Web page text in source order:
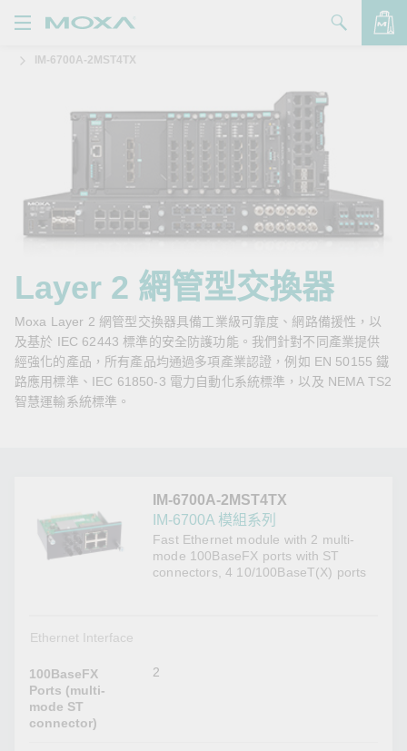
品
於我們
絡我們
Zone
Moxa
IM-6700A-2MST4TX
Layer 2 網管型交換器
Moxa Layer 2 網管型交換器具備工業級可靠度、網路備援性，以
及基於 IEC 62443 標準的安全防護功能。我們針對不同產業提供
經強化的產品，所有產品均通過多項產業認證，例如 EN 50155 鐵
路應用標準、IEC 61850-3 電力自動化系統標準，以及 NEMA TS2
智慧運輸系統標準。
IM-6700A-2MST4TX
IM-6700A 模組系列
Fast Ethernet module with 2 multi-
mode 100BaseFX ports with ST
connectors, 4 10/100BaseT(X) ports
Ethernet Interface
100BaseFX
Ports (multi-
mode ST
connector)
2
查看詢價明細